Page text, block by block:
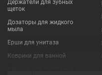
Держатели для зубных
щеток
Дозаторы для жидкого
мыла
Ерши для унитаза
Коврики для ванной